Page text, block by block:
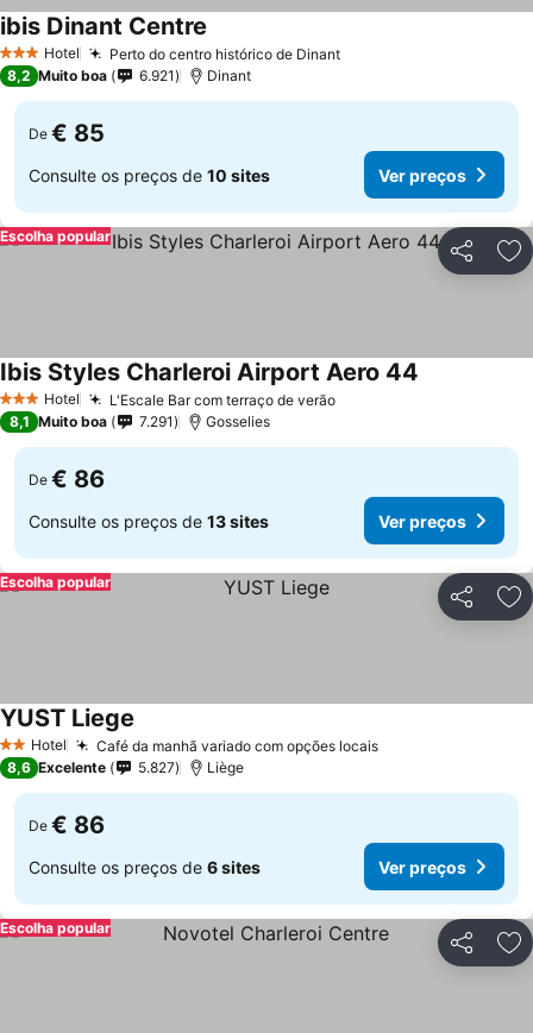
3 EstrelasHotel Perto do centro histórico de DinantVer preços
ibis Dinant Centre
8,2 Muito boa 6.921 Dinant
De € 85
Consulte os preços de 10 sites Ver preços
Partilhar
Escolha popular
3 EstrelasHotel L'Escale Bar com terraço de verãoVer preços
Ibis Styles Charleroi Airport Aero 44
8,1 Muito boa 7.291 Gosselies
De € 86
Consulte os preços de 13 sites Ver preços
Partilhar
Escolha popular
2 Estrelas
Hotel Café da manhã variado com opções locaisVer preços
YUST Liege
8,6 Excelente 5.827 Liège
De € 86
Consulte os preços de 6 sites Ver preços
Partilhar
Escolha popular